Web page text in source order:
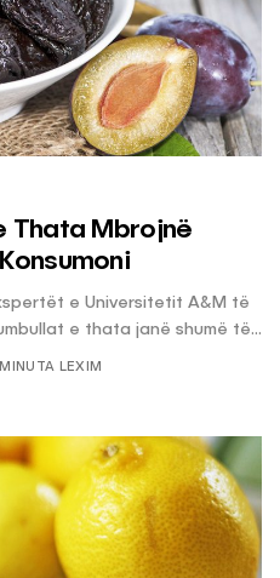
Thata Mbrojnë
e Universitetit A&M të
e thata janë shumë të...
MINUTA LEXIM